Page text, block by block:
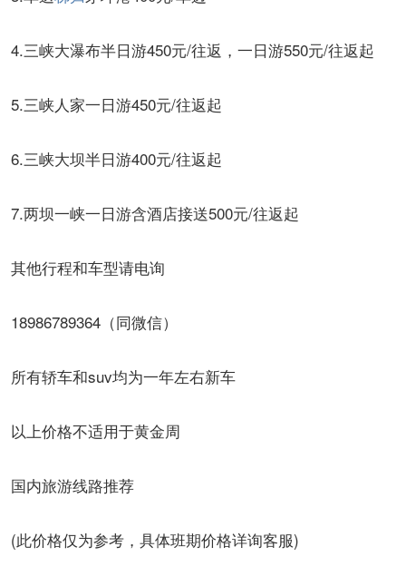
4.三峡大瀑布半日游450元/往返，一日游550元/往返起
5.三峡人家一日游450元/往返起
6.三峡大坝半日游400元/往返起
7.两坝一峡一日游含酒店接送500元/往返起
其他行程和车型请电询
18986789364（同微信）
所有轿车和suv均为一年左右新车
以上价格不适用于黄金周
国内旅游线路推荐
(此价格仅为参考，具体班期价格详询客服)